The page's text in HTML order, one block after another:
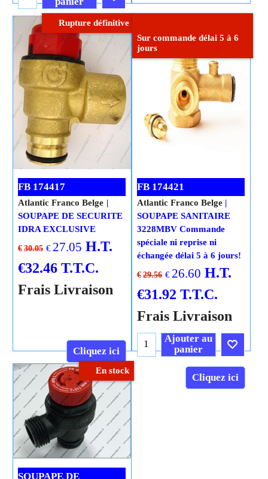
Cliquez ici
Rupture définitive
FB 174417
€ 30.05 € 27.05 H.T.
€32.46 T.T.C.
Frais Livraison
Atlantic Franco Belge
SOUPAPE DE SECURITE
IDRA EXCLUSIVE
Cliquez ici
Sur commande délai 5 à 6
jours
FB 174421
€ 29.56 € 26.60 H.T.
€31.92 T.T.C.
Frais Livraison
Atlantic Franco Belge
SOUPAPE SANITAIRE
3228MBV Commande
spéciale ni reprise ni
échangée délai 5 à 6 jours!
Ajouter au
panier
Cliquez ici
En stock
SOUPAPE DE